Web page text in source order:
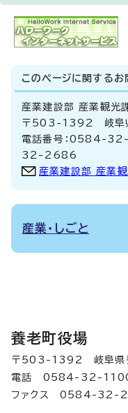
このページに関する お
産業建設部 産業観光
〒503-1392 岐阜
電話番号：0584-
32-2686
産業建設部 産業
産業・しごと
養老町役場
〒503-1392 岐阜県
電話 0584-32-
ファクス 0584-32-